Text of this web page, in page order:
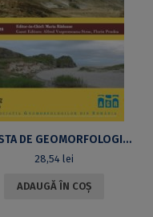
REVISTA DE GEOMORFOLOGIE VOL. 20/2018
28,54lei
ADAUGĂ ÎN COȘ